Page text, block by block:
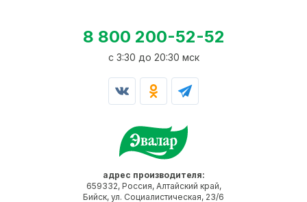
адрес производителя:
659332, Россия, Алтайский край,
Бийск, ул. Социалистическая, 23/6
8 800 200-52-52
c 3:30 до 20:30 мск